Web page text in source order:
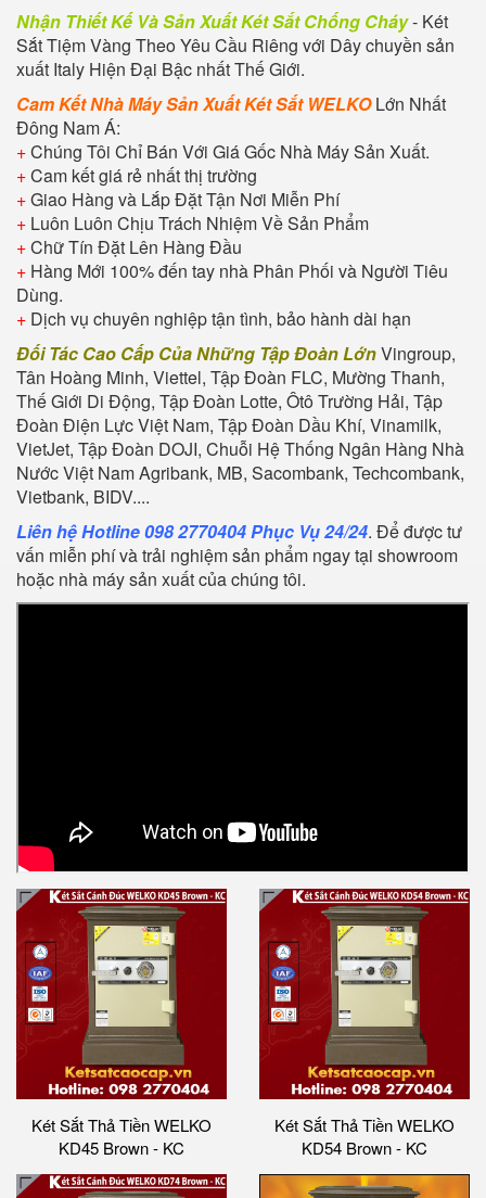
Nhận Thiết Kế Và Sản Xuất Két Sắt Chống Cháy- Két
Sắt Tiệm Vàng Theo Yêu Cầu Riêng với Dây chuyền sản
xuất Italy Hiện Đại Bậc nhất Thế Giới.
Cam Kết Nhà Máy Sản Xuất Két Sắt WELKOLớn Nhất
Đông Nam Á:
+Chúng Tôi Chỉ Bán Với Giá Gốc Nhà Máy Sản Xuất.
+Cam kết giá rẻ nhất thị trường
+Giao Hàng và Lắp Đặt Tận Nơi Miễn Phí
+ Luôn Luôn Chịu Trách Nhiệm Về Sản Phẩm
+Chữ Tín Đặt Lên Hàng Đầu
+ Hàng Mới 100% đến tay nhà Phân Phối và Người Tiêu
Dùng.
+ Dịch vụ chuyên nghiệp tận tình, bảo hành dài hạn
Đối Tác Cao Cấp Của Những Tập Đoàn LớnVingroup,
Tân Hoàng Minh, Viettel, Tập Đoàn FLC, Mường Thanh,
Thế Giới Di Động, Tập Đoàn Lotte, Ôtô Trường Hải, Tập
Đoàn Điện Lực Việt Nam, Tập Đoàn Dầu Khí, Vinamilk,
VietJet, Tập Đoàn DOJI, Chuỗi Hệ Thống Ngân Hàng Nhà
Nước Việt Nam Agribank, MB, Sacombank, Techcombank,
Vietbank, BIDV....
Liên hệ Hotline 098 2770404 Phục Vụ 24/24. Để được tư
vấn miễn phí và trải nghiệm sản phẩm ngay tại showroom
hoặc nhà máy sản xuất của chúng tôi.
Két Sắt Thả Tiền WELKO
KD45 Brown - KC
Két Sắt Thả Tiền WELKO
KD54 Brown - KC